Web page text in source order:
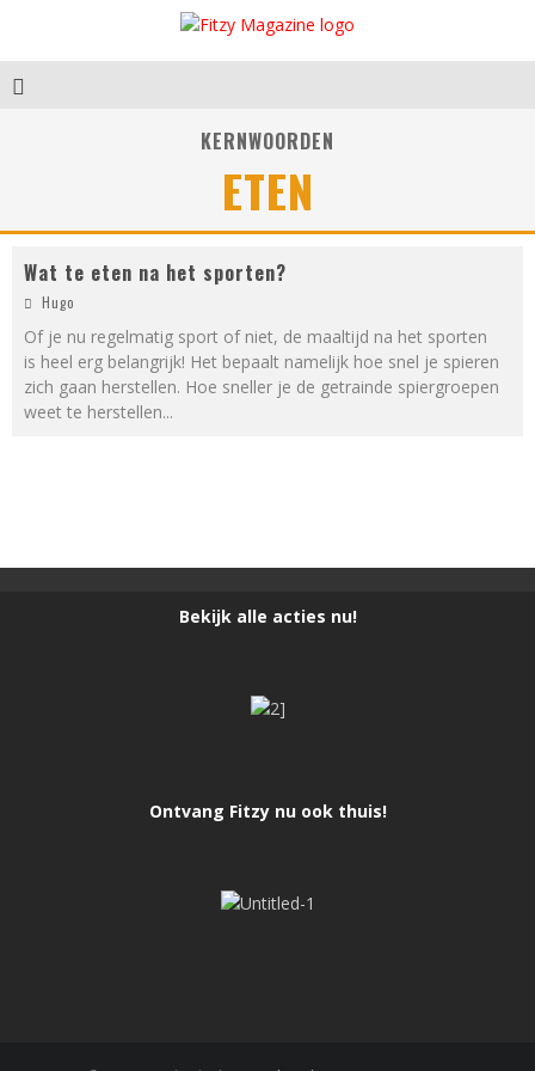
KERNWOORDEN
ETEN
Wat te eten na het sporten?
Hugo
Of je nu regelmatig sport of niet, de maaltijd na het sporten
is heel erg belangrijk! Het bepaalt namelijk hoe snel je spieren
zich gaan herstellen. Hoe sneller je de getrainde spiergroepen
weet te herstellen...
Bekijk alle acties nu!
Ontvang Fitzy nu ook thuis!